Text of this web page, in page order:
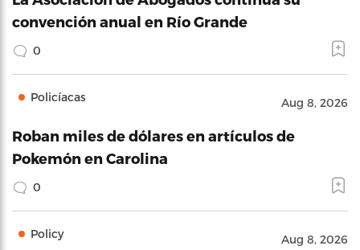
convención anual en Río Grande
0
Policíacas Aug 8, 2026
Roban miles de dólares en artículos de
Pokemón en Carolina
0
Policy Aug 8, 2026